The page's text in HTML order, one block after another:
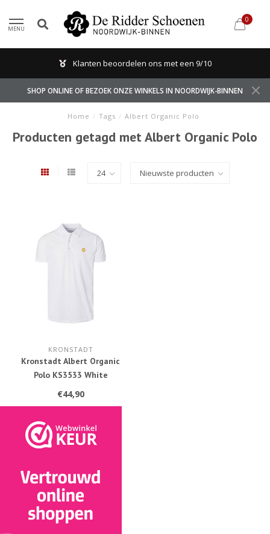
MENU
0
Klanten beoordelen ons met een 9/10
SHOP ONLINE OF BEZOEK ONZE WINKELS IN NOORDWIJK-BINNEN
Home / Tags / Albert Organic Polo
Producten getagd met Albert Organic Polo
KRONSTADT
Kronstadt Albert Organic
Polo KS3533 White
€44,90